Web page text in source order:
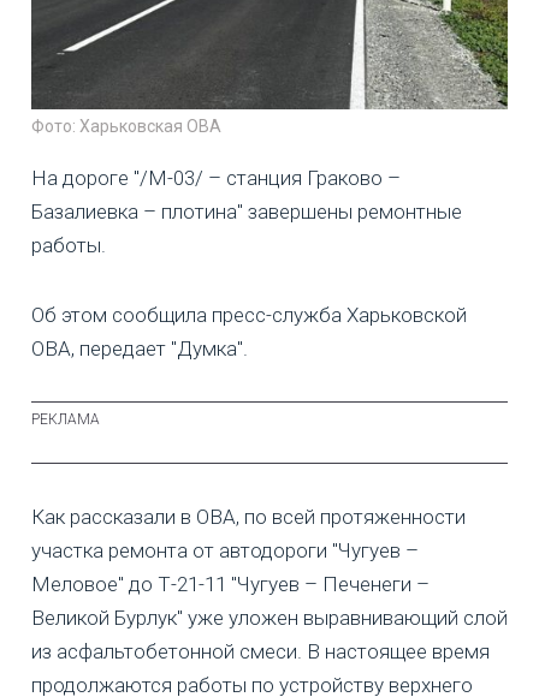
Фото: Харьковская ОВА
На дороге "/М-03/ – станция Граково –
Базалиевка – плотина" завершены ремонтные
работы.
Об этом сообщила пресс-служба Харьковской
ОВА, передает "Думка".
Как рассказали в ОВА, по всей протяженности
участка ремонта от автодороги "Чугуев –
Меловое" до Т-21-11 "Чугуев – Печенеги –
Великой Бурлук" уже уложен выравнивающий слой
из асфальтобетонной смеси. В настоящее время
продолжаются работы по устройству верхнего